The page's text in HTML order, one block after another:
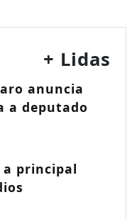
+ Lidas
anuncia
a deputado
a principal